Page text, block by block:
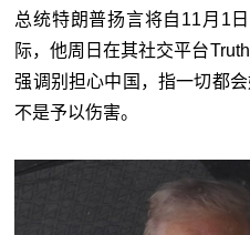
总统特朗普扬言将自 11 月 1
际，他周日在其社交平台
强调别担心中国，指一切都
不是予以伤害。